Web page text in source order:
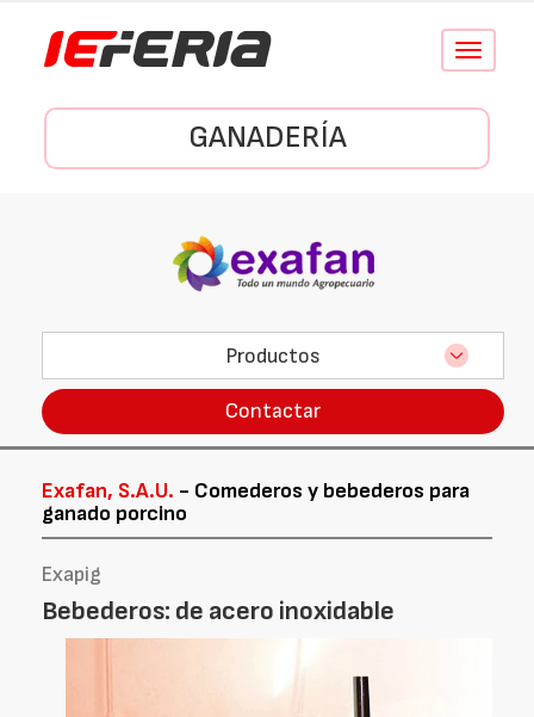
Conmutar
GANADERÍA
Productos
Contactar
Exafan, S.A.U. - Comederos y bebederos para
ganado porcino
Exapig
Bebederos: de acero inoxidable